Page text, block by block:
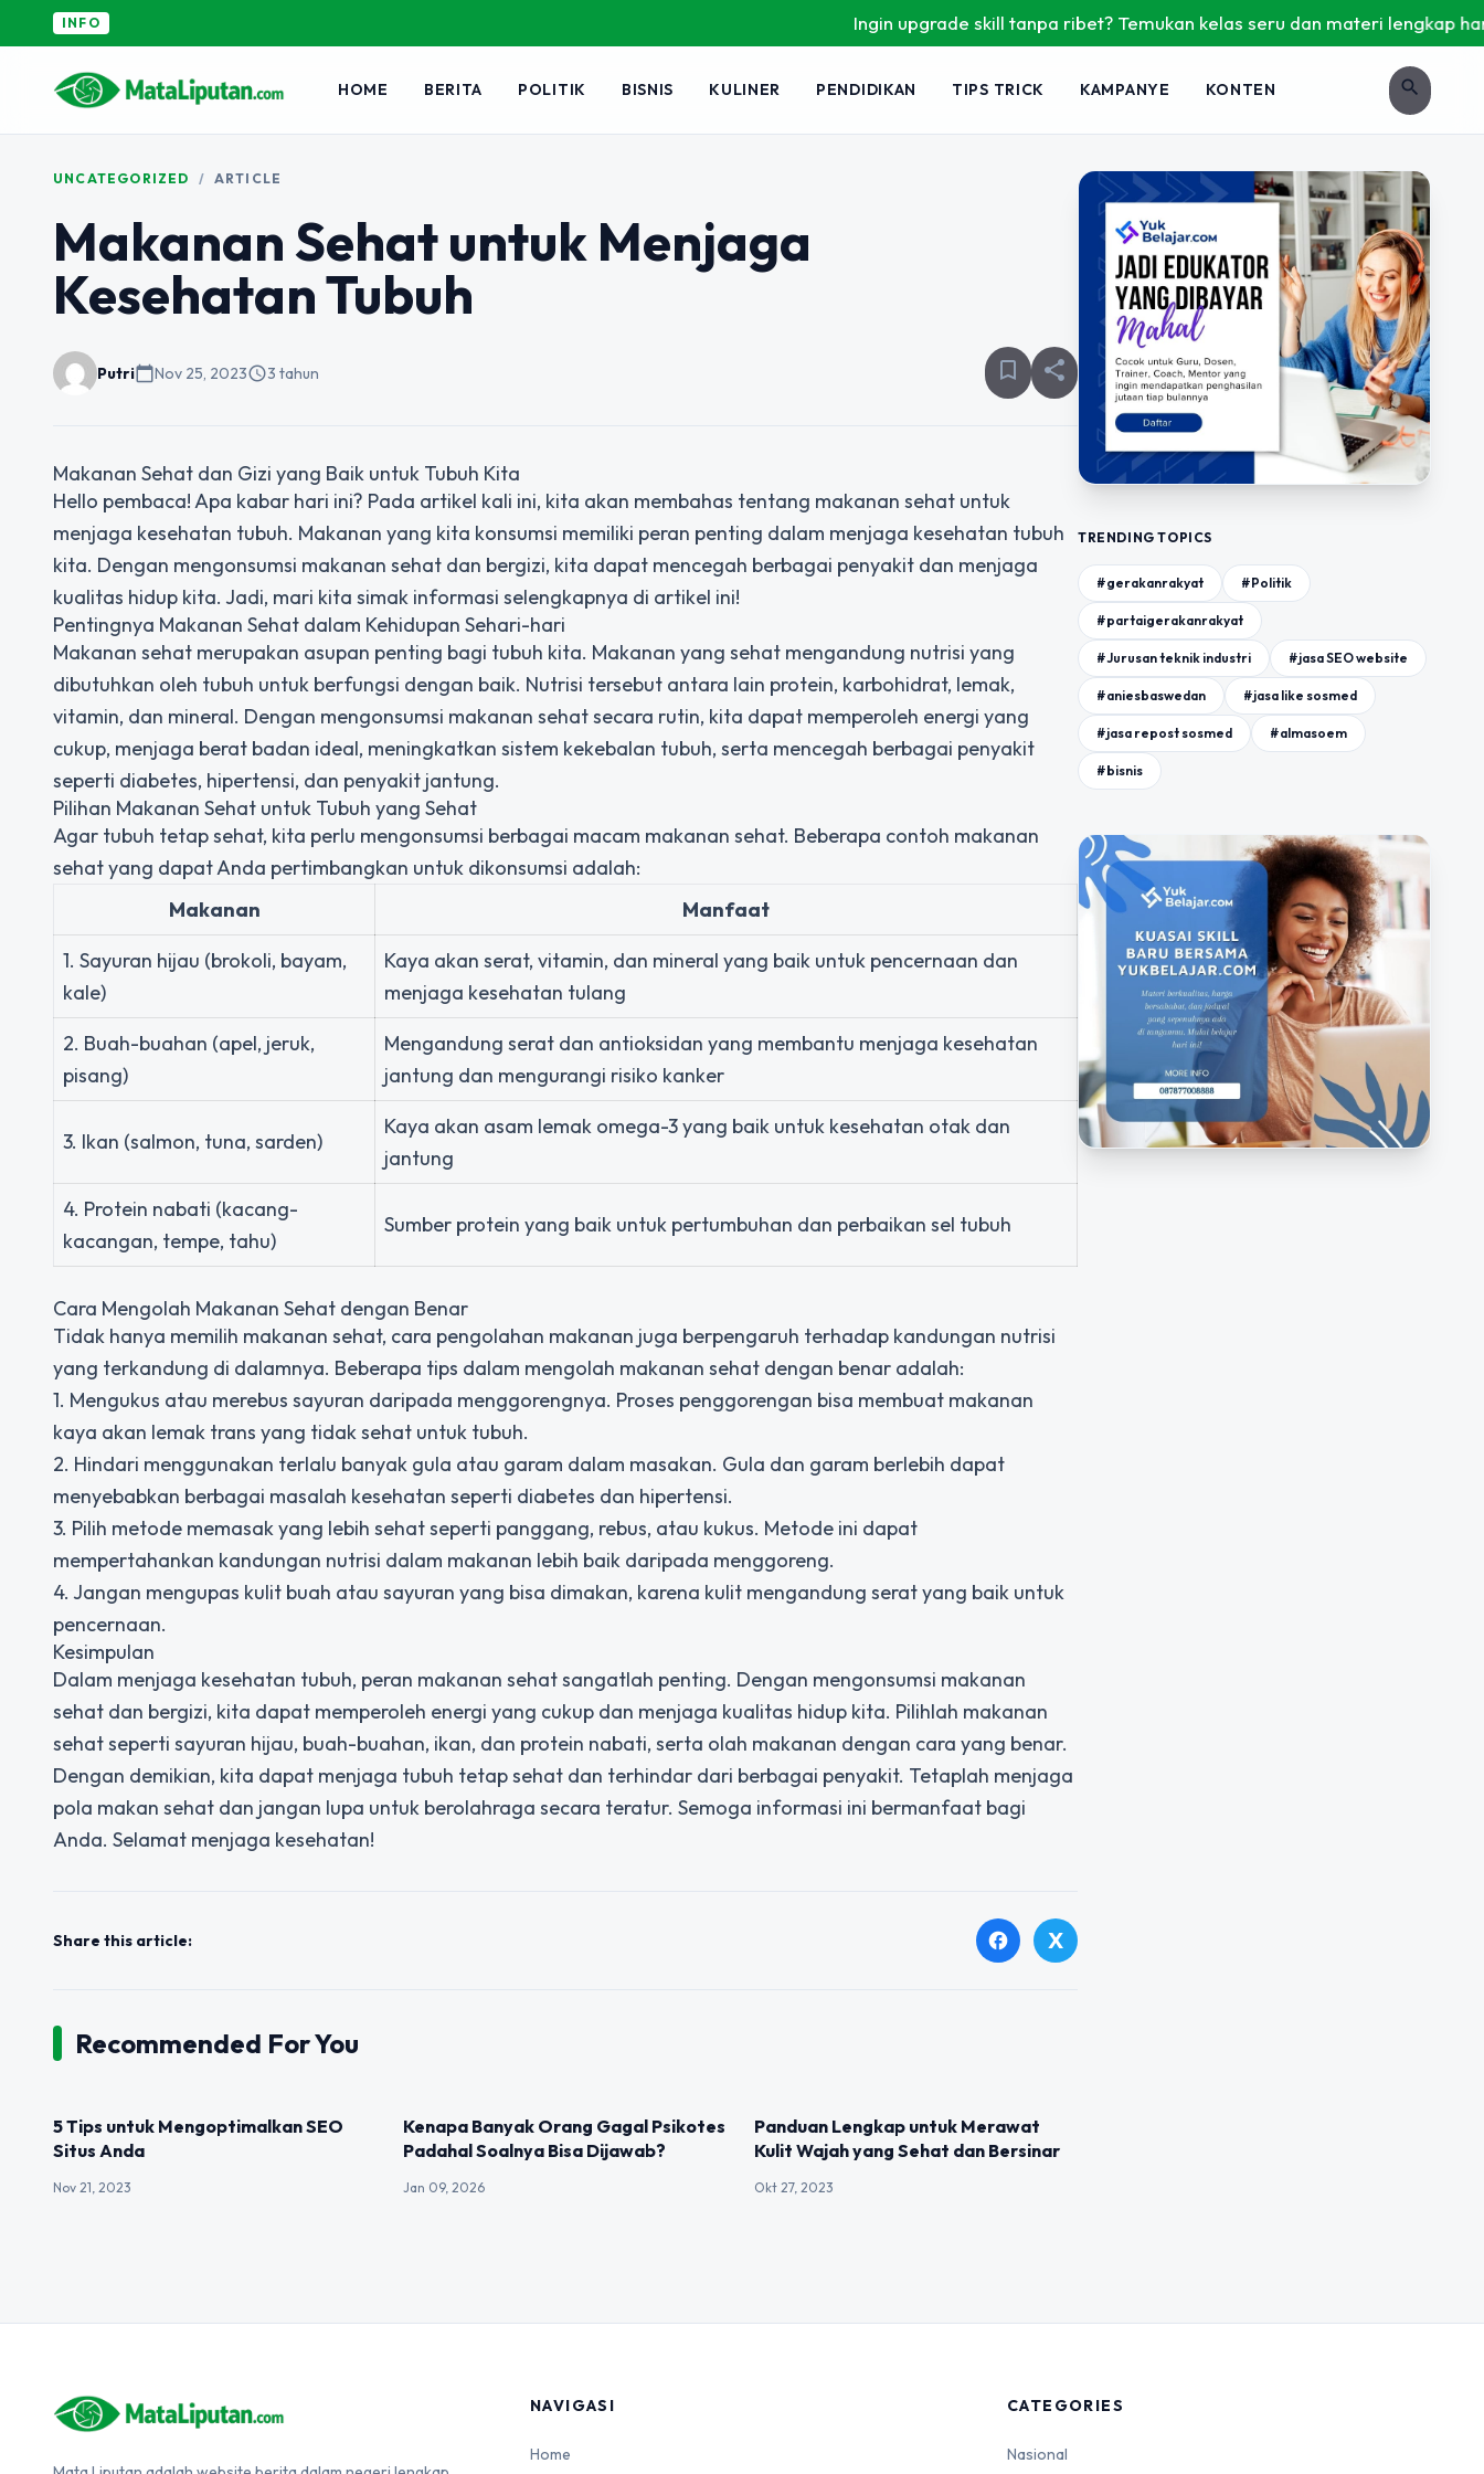
INFO Ingin upgrade skill tanpa ribet? Temukan kelas seru dan materi lengkap hanya
HOME BERITA POLITIK BISNIS KULINER PENDIDIKAN TIPS TRICK KAMPANYE KONTEN search
UNCATEGORIZED / ARTICLE
Makanan Sehat untuk Menjaga
Kesehatan Tubuh
Putricalendar_todayNov 25, 2023schedule3 tahun bookmark_border share
Makanan Sehat dan Gizi yang Baik untuk Tubuh Kita
Hello pembaca! Apa kabar hari ini? Pada artikel kali ini, kita akan membahas tentang makanan sehat untuk
menjaga kesehatan tubuh. Makanan yang kita konsumsi memiliki peran penting dalam menjaga kesehatan tubuh
kita. Dengan mengonsumsi makanan sehat dan bergizi, kita dapat mencegah berbagai penyakit dan menjaga
kualitas hidup kita. Jadi, mari kita simak informasi selengkapnya di artikel ini!
Pentingnya Makanan Sehat dalam Kehidupan Sehari-hari
Makanan sehat merupakan asupan penting bagi tubuh kita. Makanan yang sehat mengandung nutrisi yang
dibutuhkan oleh tubuh untuk berfungsi dengan baik. Nutrisi tersebut antara lain protein, karbohidrat, lemak,
vitamin, dan mineral. Dengan mengonsumsi makanan sehat secara rutin, kita dapat memperoleh energi yang
cukup, menjaga berat badan ideal, meningkatkan sistem kekebalan tubuh, serta mencegah berbagai penyakit
seperti diabetes, hipertensi, dan penyakit jantung.
Pilihan Makanan Sehat untuk Tubuh yang Sehat
Agar tubuh tetap sehat, kita perlu mengonsumsi berbagai macam makanan sehat. Beberapa contoh makanan
sehat yang dapat Anda pertimbangkan untuk dikonsumsi adalah:
Makanan
Manfaat
1. Sayuran hijau (brokoli, bayam,
kale)
Kaya akan serat, vitamin, dan mineral yang baik untuk pencernaan dan
menjaga kesehatan tulang
2. Buah-buahan (apel, jeruk,
pisang)
Mengandung serat dan antioksidan yang membantu menjaga kesehatan
jantung dan mengurangi risiko kanker
3. Ikan (salmon, tuna, sarden)
Kaya akan asam lemak omega-3 yang baik untuk kesehatan otak dan
jantung
4. Protein nabati (kacang-
kacangan, tempe, tahu)
Sumber protein yang baik untuk pertumbuhan dan perbaikan sel tubuh
Cara Mengolah Makanan Sehat dengan Benar
Tidak hanya memilih makanan sehat, cara pengolahan makanan juga berpengaruh terhadap kandungan nutrisi
yang terkandung di dalamnya. Beberapa tips dalam mengolah makanan sehat dengan benar adalah:
1. Mengukus atau merebus sayuran daripada menggorengnya. Proses penggorengan bisa membuat makanan
kaya akan lemak trans yang tidak sehat untuk tubuh.
2. Hindari menggunakan terlalu banyak gula atau garam dalam masakan. Gula dan garam berlebih dapat
menyebabkan berbagai masalah kesehatan seperti diabetes dan hipertensi.
3. Pilih metode memasak yang lebih sehat seperti panggang, rebus, atau kukus. Metode ini dapat
mempertahankan kandungan nutrisi dalam makanan lebih baik daripada menggoreng.
4. Jangan mengupas kulit buah atau sayuran yang bisa dimakan, karena kulit mengandung serat yang baik untuk
pencernaan.
Kesimpulan
Dalam menjaga kesehatan tubuh, peran makanan sehat sangatlah penting. Dengan mengonsumsi makanan
sehat dan bergizi, kita dapat memperoleh energi yang cukup dan menjaga kualitas hidup kita. Pilihlah makanan
sehat seperti sayuran hijau, buah-buahan, ikan, dan protein nabati, serta olah makanan dengan cara yang benar.
Dengan demikian, kita dapat menjaga tubuh tetap sehat dan terhindar dari berbagai penyakit. Tetaplah menjaga
pola makan sehat dan jangan lupa untuk berolahraga secara teratur. Semoga informasi ini bermanfaat bagi
Anda. Selamat menjaga kesehatan!
Share this article: facebook X
Recommended For You
5 Tips untuk Mengoptimalkan SEO
Situs Anda
Nov 21, 2023
Kenapa Banyak Orang Gagal Psikotes
Padahal Soalnya Bisa Dijawab?
Jan 09, 2026
Panduan Lengkap untuk Merawat
Kulit Wajah yang Sehat dan Bersinar
Okt 27, 2023
TRENDING TOPICS
#gerakanrakyat #Politik
#partaigerakanrakyat
#Jurusan teknik industri #jasa SEO website
#aniesbaswedan #jasa like sosmed
#jasa repost sosmed #almasoem
#bisnis
NAVIGASI
Home
CATEGORIES
Nasional